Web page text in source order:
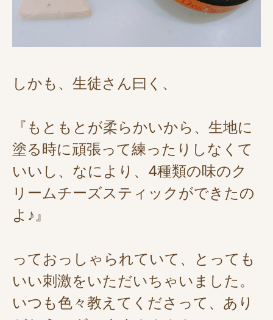
しかも、生徒さん曰く、
『もともとが柔らかいから、生地に
塗る時に頑張って練ったりしなくて
いいし、なにより、4種類の味のク
リームチーズスティックができたの
よ♪』
っておっしゃられていて、とっても
いい刺激をいただいちゃいました。
いつも色々教えてくださって、あり